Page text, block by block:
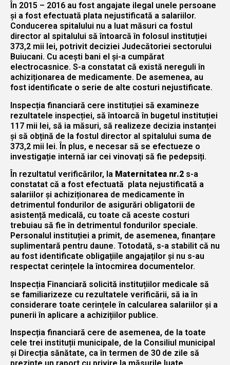
În 2015 – 2016 au fost angajate ilegal unele persoane
și a fost efectuată plata nejustificată a salariilor.
Conducerea spitalului nu a luat măsuri ca fostul
director al spitalului să întoarcă în folosul instituției
373,2 mii lei, potrivit deciziei Judecătoriei sectorului
Buiucani. Cu acești bani el și-a cumpărat
electrocasnice. S-a constatat că există nereguli în
achiziționarea de medicamente. De asemenea, au
fost identificate o serie de alte costuri nejustificate.
Inspecția financiară cere instituției să examineze
rezultatele inspecției, să întoarcă în bugetul instituției
117 mii lei, să ia măsuri, să realizeze decizia instanței
și să obțină de la fostul director al spitalului suma de
373,2 mii lei. În plus, e necesar să se efectueze o
investigație internă iar cei vinovați să fie pedepsiți.
În rezultatul verificărilor, la Maternitatea nr.2 s-a
constatat că a fost efectuată plata nejustificată a
salariilor și achiziționarea de medicamente în
detrimentul fondurilor de asigurări obligatorii de
asistență medicală, cu toate că aceste costuri
trebuiau să fie în detrimentul fondurilor speciale.
Personalul instituției a primit, de asemenea, finanțare
suplimentară pentru daune. Totodată, s-a stabilit că nu
au fost identificate obligațiile angajaților și nu s-au
respectat cerințele la întocmirea documentelor.
Inspecția Financiară solicită instituțiilor medicale să
se familiarizeze cu rezultatele verificării, să ia în
considerare toate cerințele în calcularea salariilor și a
punerii în aplicare a achizițiilor publice.
Inspecția financiară cere de asemenea, de la toate
cele trei instituții municipale, de la Consiliul municipal
și Direcția sănătate, ca în termen de 30 de zile să